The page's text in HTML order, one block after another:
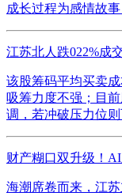
成长过程为感情故
江苏北人跌022%成
该股筹码平均买卖
吸筹力度不强；目
调，若冲破压力位
财产糊口双升级！
海潮席卷而来，江